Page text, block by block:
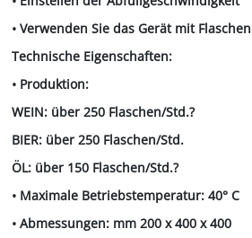
• Verwenden Sie das Gerät mit
Technische Eigenschaften:
• Produktion:
WEIN: über 250 Flaschen/Std.?
BIER: über 250 Flaschen/Std.
ÖL: über 150 Flaschen/Std.?
• Maximale Betriebstemperatur: 40° C
• Abmessungen: mm 200 x 400 x 400